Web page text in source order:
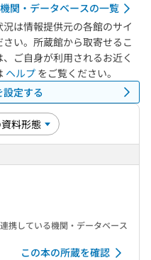
関・データベースの一覧
は情報提供元の各館のサイ
い。所蔵館から取寄せるこ
ご自身が利用されるお近く
ヘルプ をご覧ください。
定する
携している機関・データベース
この本の所蔵を確認